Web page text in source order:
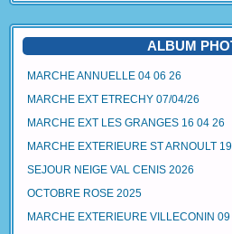
ALBUM
MARCHE ANNUELLE 04 06 26
MARCHE EXT ETRECHY 07/04/26
MARCHE EXT LES GRANGES 16 04 26
MARCHE EXTERIEURE ST ARNOULT
SEJOUR NEIGE VAL CENIS 2026
OCTOBRE ROSE 2025
MARCHE EXTERIEURE VILLECONIN